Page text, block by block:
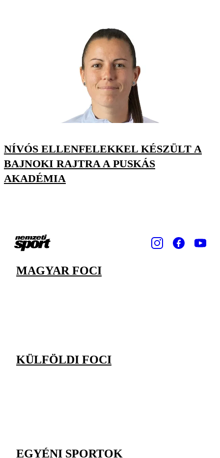
NÍVÓS ELLENFELEKKEL KÉSZÜLT A
BAJNOKI RAJTRA A PUSKÁS
AKADÉMIA
MAGYAR FOCI
KÜLFÖLDI FOCI
EGYÉNI SPORTOK